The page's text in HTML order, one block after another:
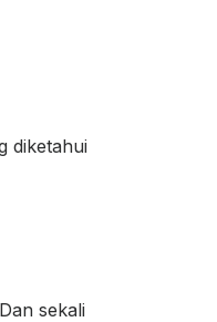
diketahui
sekali